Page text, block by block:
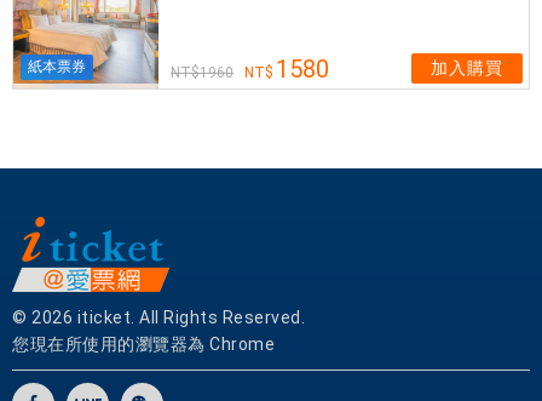
能
力
，
路
的
紙本票券 1960 1580 加入購買
© 2026 iticket. All Rights Reserved.
您現在所使用的瀏覽器為 Chrome